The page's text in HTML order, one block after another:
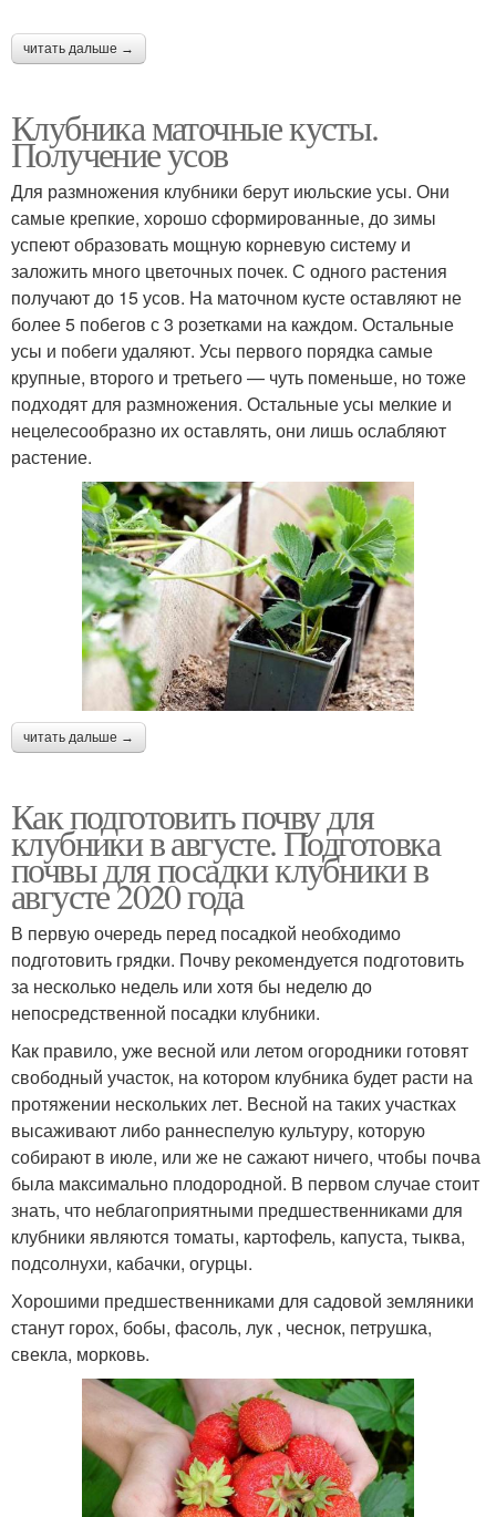
читать дальше →
Клубника маточные кусты.
Получение усов
Для размножения клубники берут июльские усы. Они
самые крепкие, хорошо сформированные, до зимы
успеют образовать мощную корневую систему и
заложить много цветочных почек. С одного растения
получают до 15 усов. На маточном кусте оставляют не
более 5 побегов с 3 розетками на каждом. Остальные
усы и побеги удаляют. Усы первого порядка самые
крупные, второго и третьего — чуть поменьше, но тоже
подходят для размножения. Остальные усы мелкие и
нецелесообразно их оставлять, они лишь ослабляют
растение.
читать дальше →
Как подготовить почву для
клубники в августе. Подготовка
почвы для посадки клубники в
августе 2020 года
В первую очередь перед посадкой необходимо
подготовить грядки. Почву рекомендуется подготовить
за несколько недель или хотя бы неделю до
непосредственной посадки клубники.
Как правило, уже весной или летом огородники готовят
свободный участок, на котором клубника будет расти на
протяжении нескольких лет. Весной на таких участках
высаживают либо раннеспелую культуру, которую
собирают в июле, или же не сажают ничего, чтобы почва
была максимально плодородной. В первом случае стоит
знать, что неблагоприятными предшественниками для
клубники являются томаты, картофель, капуста, тыква,
подсолнухи, кабачки, огурцы.
Хорошими предшественниками для садовой земляники
станут горох, бобы, фасоль, лук , чеснок, петрушка,
свекла, морковь.